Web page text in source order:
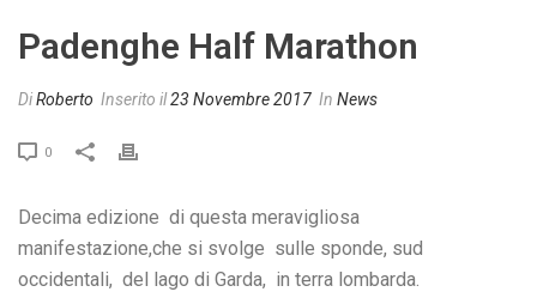
Padenghe Half Marathon
DiRoberto Inserito il23 Novembre 2017 In News
0
Decima edizione di questa meravigliosa
manifestazione,che si svolge sulle sponde, sud
occidentali, del lago di Garda, in terra lombarda.